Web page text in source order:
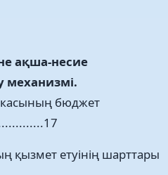
ақша-несие
механизмі.
бюджет
қызмет етуінің шарттары